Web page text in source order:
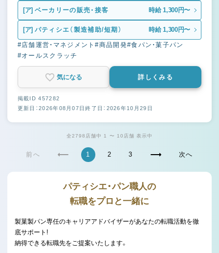
[ア] ベーカリーの販売・接客 時給 1,300円〜
[ア] パティシエ（製造補助/短期） 時給 1,300円〜
#店舗運営・マネジメント#商品開発#食パン・菓子パン
#オールスクラッチ
気になる 詳しくみる
掲載ID 457282
更新日：2026年08月07日終了日：2026年10月29日
全2798店舗中 1 〜 10店舗 表示中
前へ 1 2 3 次へ
パティシエ・パン職人の
転職をプロと一緒に
製菓製パン専任のキャリアアドバイザーがあなたの転職活動を徹
底サポート!
納得できる転職先をご提案いたします。